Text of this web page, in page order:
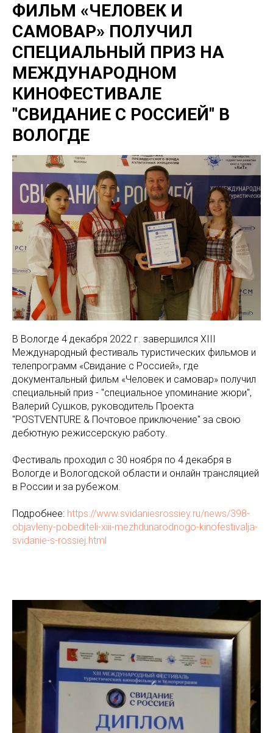
ФИЛЬМ «ЧЕЛОВЕК И
САМОВАР» ПОЛУЧИЛ
СПЕЦИАЛЬНЫЙ ПРИЗ НА
МЕЖДУНАРОДНОМ
КИНОФЕСТИВАЛЕ
"СВИДАНИЕ С РОССИЕЙ" В
ВОЛОГДЕ
В Вологде 4 декабря 2022 г. завершился XIII
Международный фестиваль туристических фильмов и
телепрограмм «Свидание с Россией», где
документальный фильм «Человек и самовар» получил
специальный приз - "специальное упоминание жюри",
Валерий Сушков, руководитель Проекта
"POSTVENTURE & Почтовое приключение" за свою
дебютную режиссерскую работу.
Фестиваль проходил с 30 ноября по 4 декабря в
Вологде и Вологодской области и онлайн трансляцией
в России и за рубежом.
Подробнее: https://www.svidaniesrossiey.ru/news/398-
objavleny-pobediteli-xiii-mezhdunarodnogo-kinofestivalja-
svidanie-s-rossiej.html